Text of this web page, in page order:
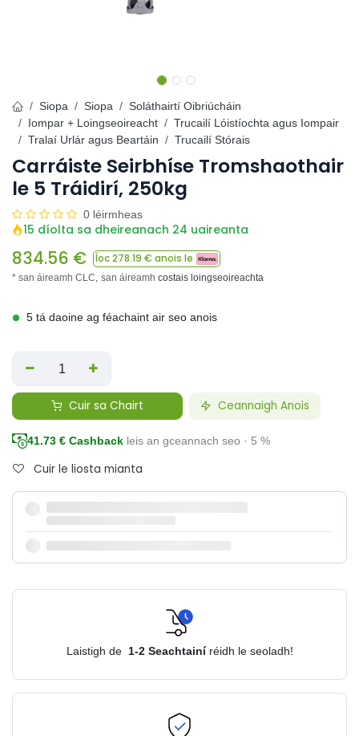
Siopa Siopa
Soláthairtí Oibriúcháin
Iompar + Loingseoireacht
Trucailí Lóistíochta agus Iompair
Tralaí Urlár agus Beartáin
Trucailí Stórais
Carráiste Seirbhíse Tromshaothair
le 5 Tráidirí, 250kg
0 léirmheas
15 díolta sa dheireanach 24 uaireanta
834.56 € Íoc278.19 € anois le
* san áireamh CLC, san áireamh costais loingseoireachta
5 tá daoine ag féachaint air seo anois
Cuir sa Chairt Ceannaigh Anois
41.73 € Cashback leis an gceannach seo · 5 %
Cuir le liosta mianta
Laistigh de 1-2 Seachtainí réidh le seoladh!